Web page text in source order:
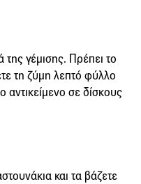
της γέμισης. Πρέπει το
τη ζύμη λεπτό φύλλο
αντικείμενο σε δίσκους
και τα βάζετε